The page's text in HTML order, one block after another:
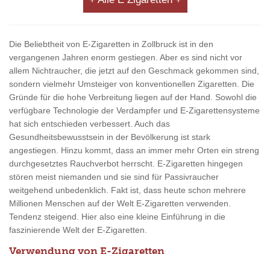
Die Beliebtheit von E-Zigaretten in Zollbruck ist in den
vergangenen Jahren enorm gestiegen. Aber es sind nicht vor
allem Nichtraucher, die jetzt auf den Geschmack gekommen sind,
sondern vielmehr Umsteiger von konventionellen Zigaretten. Die
Gründe für die hohe Verbreitung liegen auf der Hand. Sowohl die
verfügbare Technologie der Verdampfer und E-Zigarettensysteme
hat sich entschieden verbessert. Auch das
Gesundheitsbewusstsein in der Bevölkerung ist stark
angestiegen. Hinzu kommt, dass an immer mehr Orten ein streng
durchgesetztes Rauchverbot herrscht. E-Zigaretten hingegen
stören meist niemanden und sie sind für Passivraucher
weitgehend unbedenklich. Fakt ist, dass heute schon mehrere
Millionen Menschen auf der Welt E-Zigaretten verwenden.
Tendenz steigend. Hier also eine kleine Einführung in die
faszinierende Welt der E-Zigaretten.
Verwendung von E-Zigaretten